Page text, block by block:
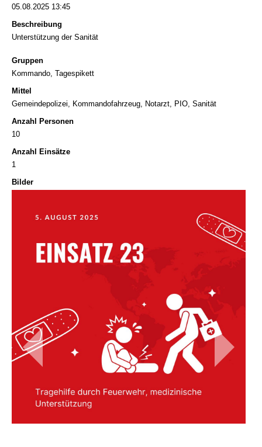
05.08.2025 13:45
Beschreibung
Unterstützung der Sanität
Gruppen
Kommando, Tagespikett
Mittel
Gemeindepolizei, Kommandofahrzeug, Notarzt, PIO, Sanität
Anzahl Personen
10
Anzahl Einsätze
1
Bilder